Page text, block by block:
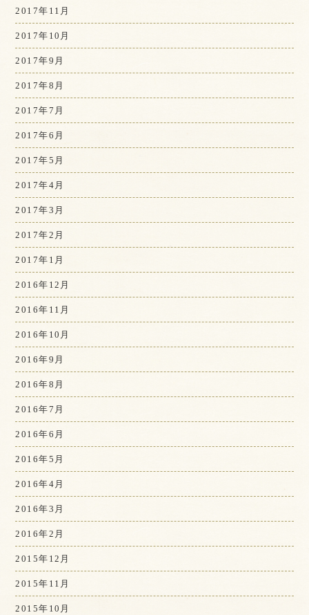
2017年11月
2017年10月
2017年9月
2017年8月
2017年7月
2017年6月
2017年5月
2017年4月
2017年3月
2017年2月
2017年1月
2016年12月
2016年11月
2016年10月
2016年9月
2016年8月
2016年7月
2016年6月
2016年5月
2016年4月
2016年3月
2016年2月
2015年12月
2015年11月
2015年10月